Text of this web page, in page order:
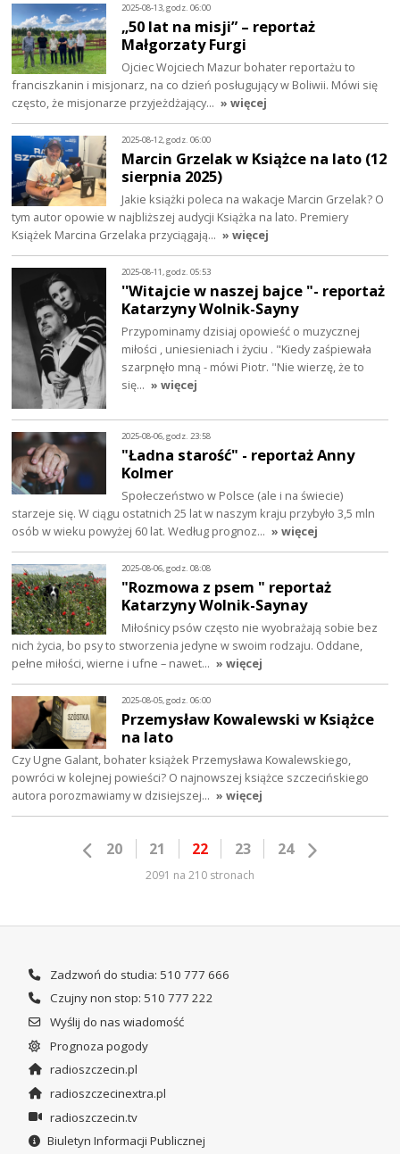
2025-08-13, godz. 06:00
„50 lat na misji” – reportaż
Małgorzaty Furgi
Ojciec Wojciech Mazur bohater reportażu to
franciszkanin i misjonarz, na co dzień posługujący w Boliwii. Mówi się
często, że misjonarze przyjeżdżający… » więcej
2025-08-12, godz. 06:00
Marcin Grzelak w Książce na lato (12
sierpnia 2025)
Jakie książki poleca na wakacje Marcin Grzelak? O
tym autor opowie w najbliższej audycji Książka na lato. Premiery
Książek Marcina Grzelaka przyciągają… » więcej
2025-08-11, godz. 05:53
''Witajcie w naszej bajce "- reportaż
Katarzyny Wolnik-Sayny
Przypominamy dzisiaj opowieść o muzycznej
miłości , uniesieniach i życiu . "Kiedy zaśpiewała
szarpnęło mną - mówi Piotr. "Nie wierzę, że to
się… » więcej
2025-08-06, godz. 23:58
"Ładna starość" - reportaż Anny
Kolmer
Społeczeństwo w Polsce (ale i na świecie)
starzeje się. W ciągu ostatnich 25 lat w naszym kraju przybyło 3,5 mln
osób w wieku powyżej 60 lat. Według prognoz… » więcej
2025-08-06, godz. 08:08
"Rozmowa z psem " reportaż
Katarzyny Wolnik-Saynay
Miłośnicy psów często nie wyobrażają sobie bez
nich życia, bo psy to stworzenia jedyne w swoim rodzaju. Oddane,
pełne miłości, wierne i ufne – nawet… » więcej
2025-08-05, godz. 06:00
Przemysław Kowalewski w Książce
na lato
Czy Ugne Galant, bohater książek Przemysława Kowalewskiego,
powróci w kolejnej powieści? O najnowszej książce szczecińskiego
autora porozmawiamy w dzisiejszej… » więcej
20 21 22 23 24
2091 na 210 stronach
Zadzwoń do studia: 510 777 666
Czujny non stop: 510 777 222
Wyślij do nas wiadomość
Prognoza pogody
radioszczecin.pl
radioszczecinextra.pl
radioszczecin.tv
Biuletyn Informacji Publicznej